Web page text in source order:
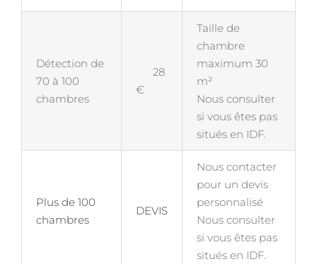
Détection de
70 à 100
chambres
28
€
Taille de
chambre
maximum 30
m²
Nous consulter
si vous êtes pas
situés en IDF.
Plus de 100
chambres
DEVIS
Nous contacter
pour un devis
personnalisé
Nous consulter
si vous êtes pas
situés en IDF.